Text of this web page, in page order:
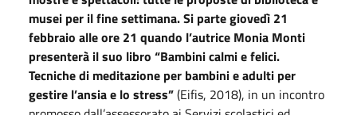
musei per il fine settimana.Si parte giovedì 21
febbraio alle ore 21 quando l’autrice Monia Monti
presenterà il suo libro “Bambini calmi e felici.
Tecniche di meditazione per bambini e adulti per
gestire l’ansia e lo stress”(Eifis, 2018), in un incontro